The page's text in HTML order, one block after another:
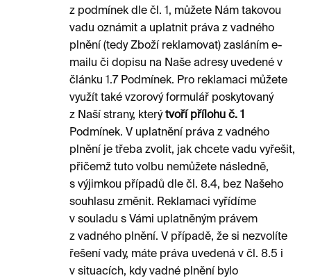
z podmínek dle čl. 1, můžete Nám takovou
vadu oznámit a uplatnit práva z vadného
plnění (tedy Zboží reklamovat) zasláním e-
mailu či dopisu na Naše adresy uvedené v
článku 1.7 Podmínek. Pro reklamaci můžete
využít také vzorový formulář poskytovaný
z Naší strany, kterýtvoří přílohu č. 1
Podmínek. V uplatnění práva z vadného
plnění je třeba zvolit, jak chcete vadu vyřešit,
přičemž tuto volbu nemůžete následně,
s výjimkou případů dle čl. 8.4, bez Našeho
souhlasu změnit. Reklamaci vyřídíme
v souladu s Vámi uplatněným právem
z vadného plnění. V případě, že si nezvolíte
řešení vady, máte práva uvedená v čl. 8.5 i
v situacích, kdy vadné plnění bylo